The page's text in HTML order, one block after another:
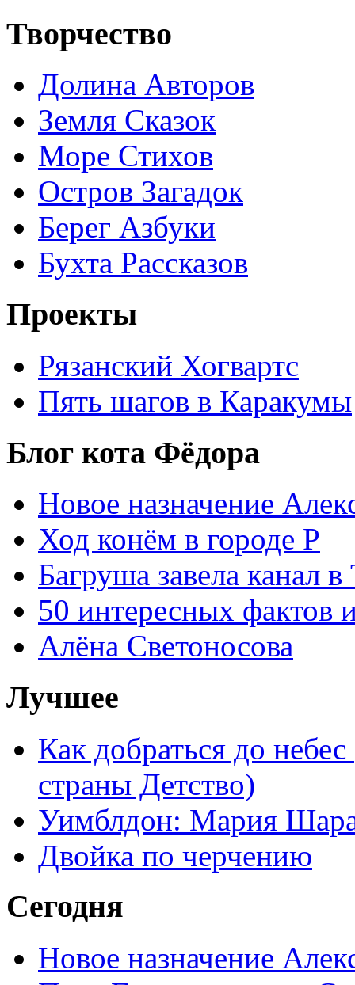
Творчество
Долина Авторов
Земля Сказок
Море Стихов
Остров Загадок
Берег Азбуки
Бухта Рассказов
Проекты
Рязанский Хогвартс
Пять шагов в Каракумы
Блог кота Фёдора
Новое назначение
Ход конём в городе Р
Багруша завела канал в
50 интересных фактов
Алёна Светоносова
Лучшее
Как добраться до
страны Детство)
Уимблдон: Мария
Двойка по черчению
Сегодня
Новое назначение